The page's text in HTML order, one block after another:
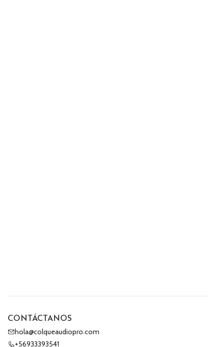
CONTÁCTANOS
hola@colqueaudiopro.com
+56933393541